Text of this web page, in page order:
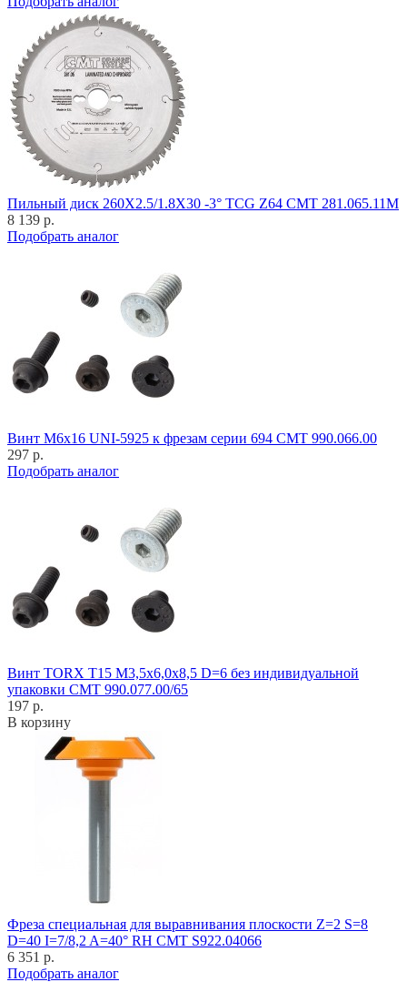
Пильный диск 260X2.5/1.8X30 -3° TCG Z64 CMT 281.065.11M
8 139 р.
Подобрать аналог
Винт M6x16 UNI-5925 к фрезам серии 694 CMT 990.066.00
297 р.
Подобрать аналог
Винт TORX T15 M3,5x6,0x8,5 D=6 без индивидуальной
упаковки CMT 990.077.00/65
197 р.
В корзину
Фреза специальная для выравнивания плоскости Z=2 S=8
D=40 I=7/8,2 A=40° RH CMT S922.04066
6 351 р.
Подобрать аналог